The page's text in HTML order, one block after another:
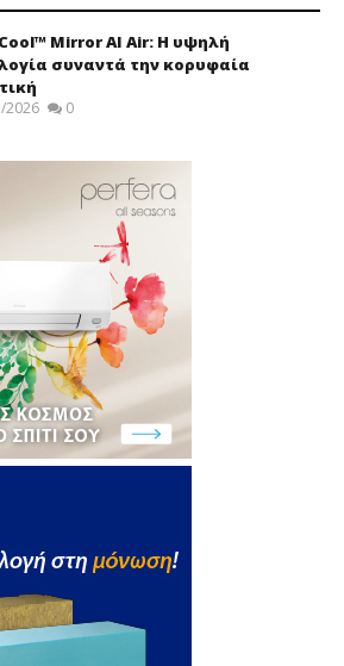
Mirror AI Air: Η υψηλή
συναντά την κορυφαία
2026 0